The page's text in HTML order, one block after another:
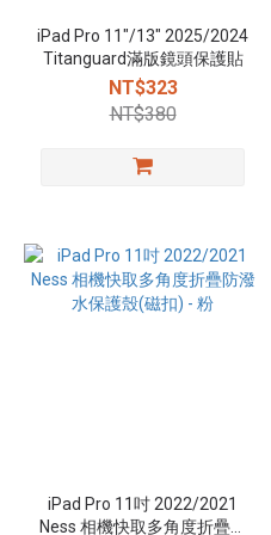
iPad Pro 11"/13" 2025/2024
Titanguard滿版鏡頭保護貼
NT$323
NT$380
iPad Pro 11吋 2022/2021
Ness 相機快取多角度折疊防